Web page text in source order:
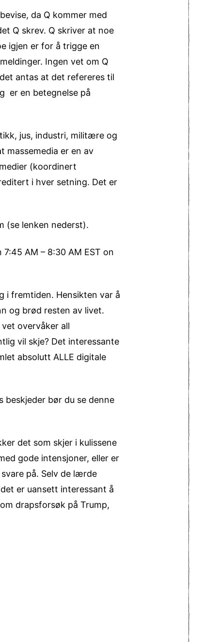
da Q kommer med
Q skrev. Q skriver at noe
igjen er for å trigge en
Ingen vet om Q
antas at det refereres til
er en betegnelse på
jus, industri, militære og
massemedia er en av
(koordinert
i hver setning. Det er
(se lenken nederst).
AM – 8:30 AM EST on
i fremtiden. Hensikten var å
og brød resten av livet.
overvåker all
vil skje? Det interessante
absolutt ALLE digitale
beskjeder bør du se denne
det som skjer i kulissene
gode intensjoner, eller er
på. Selv de lærde
er uansett interessant å
drapsforsøk på Trump,